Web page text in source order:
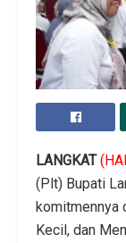
LANGKAT
(Plt) Bupati
komitmennya
Kecil, dan